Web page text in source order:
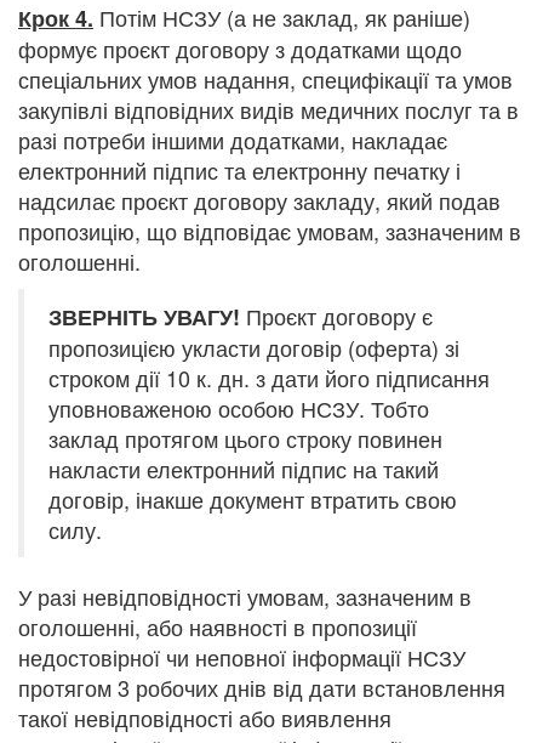
Крок 4. Потім НСЗУ (а не заклад, як раніше)
формує проєкт договору з додатками щодо
спеціальних умов надання, специфікації та умов
закупівлі відповідних видів медичних послуг та в
разі потреби іншими додатками, накладає
електронний підпис та електронну печатку і
надсилає проєкт договору закладу, який подав
пропозицію, що відповідає умовам, зазначеним в
оголошенні.
ЗВЕРНІТЬ УВАГУ! Проєкт договору є
пропозицією укласти договір (оферта) зі
строком дії 10 к. дн. з дати його підписання
уповноваженою особою НСЗУ. Тобто
заклад протягом цього строку повинен
накласти електронний підпис на такий
договір, інакше документ втратить свою
силу.
У разі невідповідності умовам, зазначеним в
оголошенні, або наявності в пропозиції
недостовірної чи неповної інформації НСЗУ
протягом 3 робочих днів від дати встановлення
такої невідповідності або виявлення